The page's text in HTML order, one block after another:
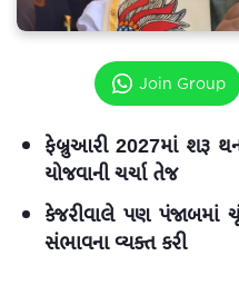
Join Group
ફેબ્રુઆરી 2027માં શરૂ
યોજવાની ચર્ચા તેજ
કેજરીવાલે પણ પંજાબમાં
સંભાવના વ્યક્ત કરી